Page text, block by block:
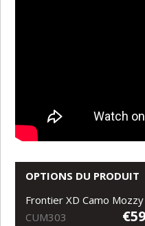
OPTIONS DU PRODUIT
Frontier XD Camo
CUM303